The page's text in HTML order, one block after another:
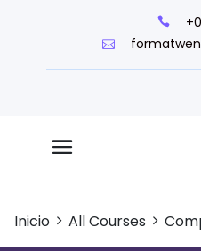
Inicio All Courses